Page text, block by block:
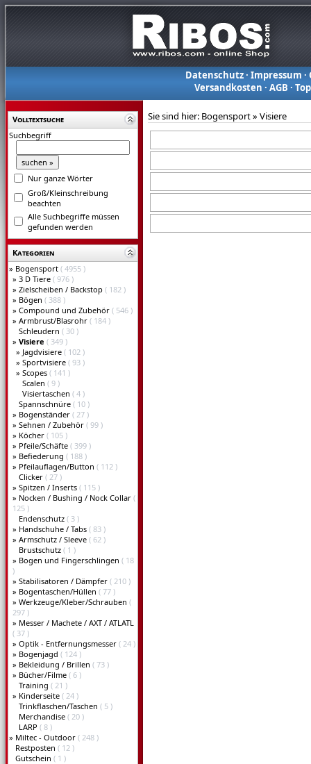
Datenschutz· Impressum ·
Versandkosten ·AGB ·
Volltextsuche
Suchbegriff
Nur ganze Wörter
Groß/Kleinschreibung
beachten
Alle Suchbegriffe müssen
gefunden werden
Kategorien
» Bogensport ( 4955 )
» 3 D Tiere ( 976 )
» Zielscheiben / Backstop ( 182 )
» Bögen ( 388 )
» Compound und Zubehör ( 546 )
» Armbrust/Blasrohr ( 184 )
Schleudern ( 30 )
» Visiere ( 349 )
» Jagdvisiere ( 102 )
» Sportvisiere ( 93 )
» Scopes ( 141 )
Scalen ( 9 )
Visiertaschen ( 4 )
Spannschnüre ( 10 )
» Bogenständer ( 27 )
» Sehnen / Zubehör ( 99 )
» Köcher ( 105 )
» Pfeile/Schäfte ( 399 )
» Befiederung ( 188 )
» Pfeilauflagen/Button ( 112 )
Clicker ( 27 )
» Spitzen / Inserts ( 115 )
» Nocken / Bushing / Nock Collar (
125 )
Endenschutz ( 3 )
» Handschuhe / Tabs ( 83 )
» Armschutz / Sleeve ( 62 )
Brustschutz ( 1 )
» Bogen und Fingerschlingen ( 18
)
» Stabilisatoren / Dämpfer ( 210 )
» Bogentaschen/Hüllen ( 77 )
» Werkzeuge/Kleber/Schrauben (
297 )
» Messer / Machete / AXT / ATLATL
( 37 )
» Optik - Entfernungsmesser ( 24 )
» Bogenjagd ( 124 )
» Bekleidung / Brillen ( 73 )
» Bücher/Filme ( 6 )
Training ( 21 )
» Kinderseite ( 24 )
Trinkflaschen/Taschen ( 5 )
Merchandise ( 20 )
LARP ( 8 )
» Miltec - Outdoor ( 248 )
Restposten ( 12 )
Gutschein ( 1 )
Sie sind hier: Bogensport» Visiere